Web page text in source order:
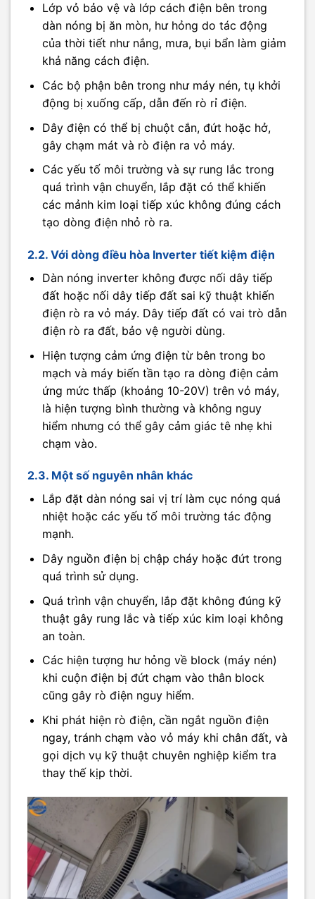
Lớp vỏ bảo vệ và lớp cách điện bên trong
dàn nóng bị ăn mòn, hư hỏng do tác động
của thời tiết như nắng, mưa, bụi bẩn làm giảm
khả năng cách điện.
Các bộ phận bên trong như máy nén, tụ khởi
động bị xuống cấp, dẫn đến rò rỉ điện.
Dây điện có thể bị chuột cắn, đứt hoặc hở,
gây chạm mát và rò điện ra vỏ máy.
Các yếu tố môi trường và sự rung lắc trong
quá trình vận chuyển, lắp đặt có thể khiến
các mảnh kim loại tiếp xúc không đúng cách
tạo dòng điện nhỏ rò ra.​
2.2. Với dòng điều hòa Inverter tiết kiệm điện
Dàn nóng inverter không được nối dây tiếp
đất hoặc nối dây tiếp đất sai kỹ thuật khiến
điện rò ra vỏ máy. Dây tiếp đất có vai trò dẫn
điện rò ra đất, bảo vệ người dùng.
Hiện tượng cảm ứng điện từ bên trong bo
mạch và máy biến tần tạo ra dòng điện cảm
ứng mức thấp (khoảng 10-20V) trên vỏ máy,
là hiện tượng bình thường và không nguy
hiểm nhưng có thể gây cảm giác tê nhẹ khi
chạm vào.​
2.3. Một số nguyên nhân khác
Lắp đặt dàn nóng sai vị trí làm cục nóng quá
nhiệt hoặc các yếu tố môi trường tác động
mạnh.
Dây nguồn điện bị chập cháy hoặc đứt trong
quá trình sử dụng.
Quá trình vận chuyển, lắp đặt không đúng kỹ
thuật gây rung lắc và tiếp xúc kim loại không
an toàn.
Các hiện tượng hư hỏng về block (máy nén)
khi cuộn điện bị đứt chạm vào thân block
cũng gây rò điện nguy hiểm.
Khi phát hiện rò điện, cần ngắt nguồn điện
ngay, tránh chạm vào vỏ máy khi chân đất, và
gọi dịch vụ kỹ thuật chuyên nghiệp kiểm tra
thay thế kịp thời.​